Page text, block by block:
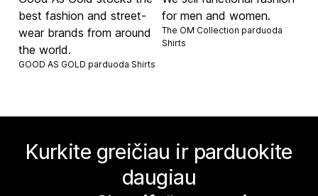
best fashion and street-
wear brands from around
the world.
GOOD AS GOLD parduoda Shirts
for men and women.
The OM Collection parduoda
Shirts
Kurkite greičiau ir parduokite
daugiau